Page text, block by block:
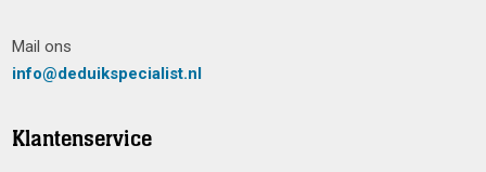
Mail ons
info@deduikspecialist.nl
Klantenservice